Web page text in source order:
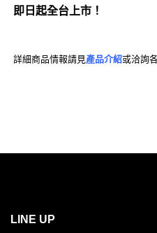
即日起全台上市！
詳細商品情報請見產品介紹或洽詢
LINE UP